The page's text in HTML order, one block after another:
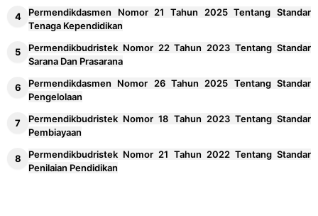
Permendikdasmen Nomor 21 Tahun 2025 Tentang Standar
Tenaga Kependidikan
Permendikbudristek Nomor 22 Tahun 2023 Tentang Standar
Sarana Dan Prasarana
Permendikdasmen Nomor 26 Tahun 2025 Tentang Standar
Pengelolaan
Permendikbudristek Nomor 18 Tahun 2023 Tentang Standar
Pembiayaan
Permendikbudristek Nomor 21 Tahun 2022 Tentang Standar
Penilaian Pendidikan